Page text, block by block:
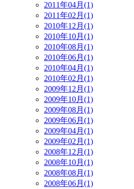
2011年04月(1)
2011年02月(1)
2010年12月(1)
2010年10月(1)
2010年08月(1)
2010年06月(1)
2010年04月(1)
2010年02月(1)
2009年12月(1)
2009年10月(1)
2009年08月(1)
2009年06月(1)
2009年04月(1)
2009年02月(1)
2008年12月(1)
2008年10月(1)
2008年08月(1)
2008年06月(1)